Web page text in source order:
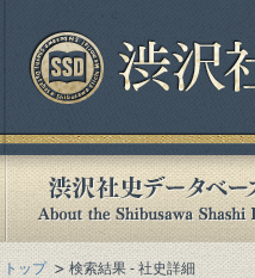
トップ 検索結果 - 社史詳細